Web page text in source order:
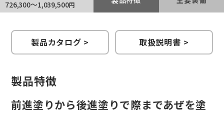
726,300〜1,039,500円
製品カタログ > 取扱説明書 >
製品特徴
前進塗りから後進塗りで際まであぜを塗